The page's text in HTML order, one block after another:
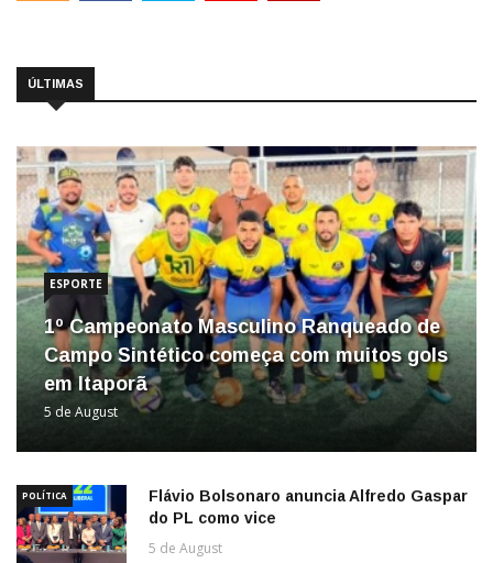
ÚLTIMAS
ESPORTE
1º Campeonato Masculino Ranqueado de
Campo Sintético começa com muitos gols
em Itaporã
5 de August
POLÍTICA
Flávio Bolsonaro anuncia Alfredo Gaspar
do PL como vice
5 de August